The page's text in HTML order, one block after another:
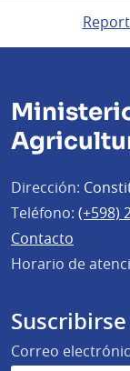
Dirección:
Teléfono: (+598)
Contacto
Horario de
Correo